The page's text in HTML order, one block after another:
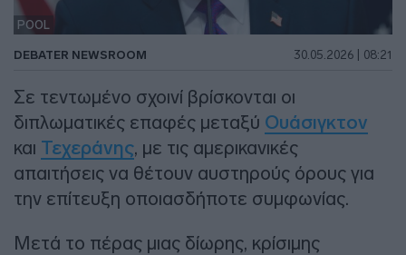
POOL
DEBATER NEWSROOM 30.05.2026 | 08:21
Σε τεντωμένο σχοινί βρίσκονται οι
διπλωματικές επαφές μεταξύ Ουάσιγκτον
και Τεχεράνης, με τις αμερικανικές
απαιτήσεις να θέτουν αυστηρούς όρους για
την επίτευξη οποιασδήποτε συμφωνίας.
Μετά το πέρας μιας δίωρης, κρίσιμης